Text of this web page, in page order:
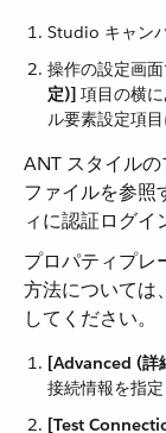
Studio キャン
操作の設定画面
定)] 項目の横
ル要素設定項目
ANT スタイル
ファイルを参照
ィに認証ログイ
プロパティプレ
方法については、​
してください。
[Advanced (詳
接続情報を指定
[Test